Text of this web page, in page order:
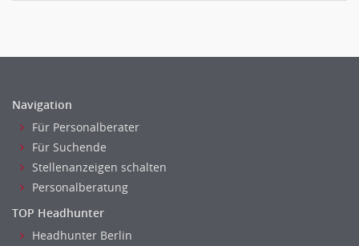
Navigation
Für Personalberater
Für Suchende
Stellenanzeigen schalten
Personalberatung
TOP Headhunter
Headhunter Berlin